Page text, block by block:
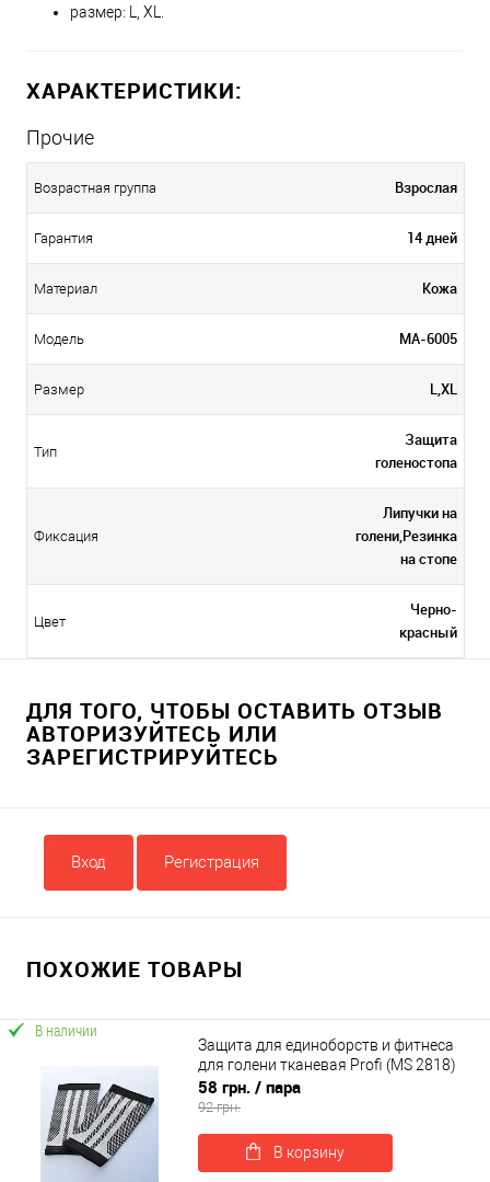
размер: L, XL.
ХАРАКТЕРИСТИКИ:
Прочие
Возрастная группа Взрослая
Гарантия 14 дней
Материал Кожа
Модель MA-6005
Размер L,XL
Тип
Защита
голеностопа
Фиксация
Липучки на
голени,Резинка
на стопе
Цвет
Черно-
красный
ДЛЯ ТОГО, ЧТОБЫ ОСТАВИТЬ ОТЗЫВ
АВТОРИЗУЙТЕСЬ ИЛИ
ЗАРЕГИСТРИРУЙТЕСЬ
Вход Регистрация
ПОХОЖИЕ ТОВАРЫ
В наличии
Защита для единоборств и фитнеса
для голени тканевая Profi (MS 2818)
58 грн. / пара
92 грн.
В корзину